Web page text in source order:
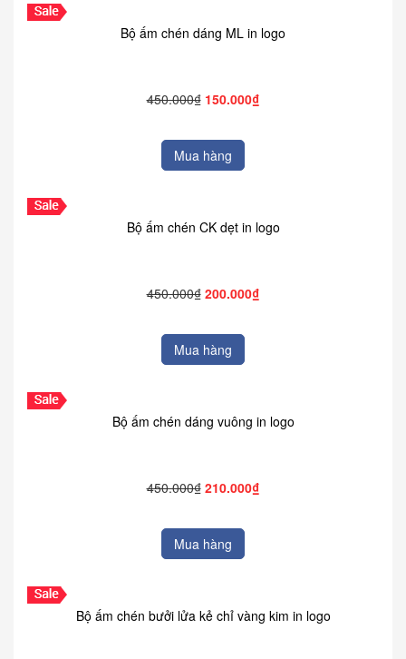
Bộ ấm chén dáng ML in logo
450.000₫ 150.000₫
Mua hàng
Bộ ấm chén CK dẹt in logo
450.000₫ 200.000₫
Mua hàng
Bộ ấm chén dáng vuông in logo
450.000₫ 210.000₫
Mua hàng
Bộ ấm chén bưởi lửa kẻ chỉ vàng kim in logo